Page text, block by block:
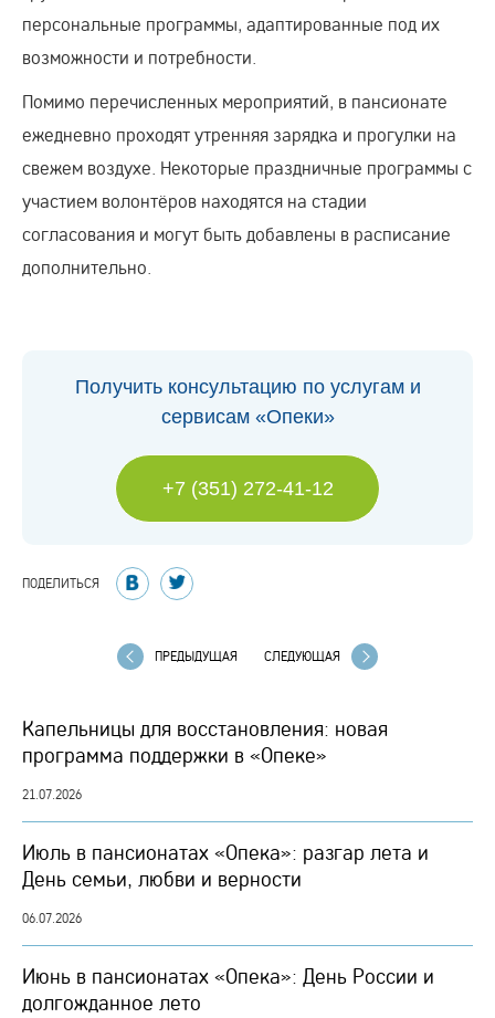
персональные программы, адаптированные под их
возможности и потребности.
Помимо перечисленных мероприятий, в пансионате
ежедневно проходят утренняя зарядка и прогулки на
свежем воздухе. Некоторые праздничные программы с
участием волонтёров находятся на стадии
согласования и могут быть добавлены в расписание
дополнительно.
Получить консультацию по услугам и
сервисам «Опеки»
+7 (351) 272-41-12
ПОДЕЛИТЬСЯ
ПРЕДЫДУЩАЯ СЛЕДУЮЩАЯ
Капельницы для восстановления: новая
программа поддержки в «Опеке»
21.07.2026
Июль в пансионатах «Опека»: разгар лета и
День семьи, любви и верности
06.07.2026
Июнь в пансионатах «Опека»: День России и
долгожданное лето